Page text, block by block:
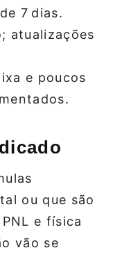
7 dias.
atualizações
e poucos
ou que são
e física
vão se